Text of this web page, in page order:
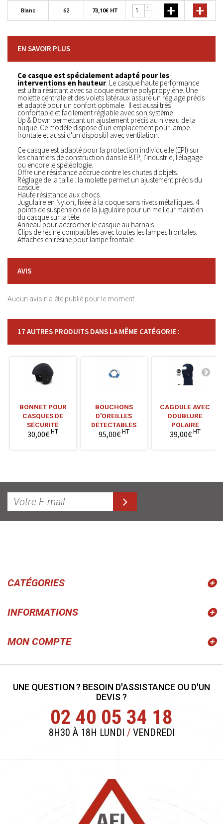
Blanc 62 73,10€ HT
+
-
+ +
EN SAVOIR PLUS
Ce casque est spécialement adapté pour les
interventions en hauteur. Le casque haute performance
est ultra résistant avec sa coque externe polypropylène. Une
molette centrale et des volets latéraux assure un réglage précis
et adapté pour un confort optimale. Il est aussi très
confortable et facilement réglable avec son système
Up & Down permettant un ajustement précis au niveau de la
nuque. Ce modèle dispose d'un emplacement pour lampe
frontale et aussi d'un dispositif avec ventilation.
Ce casque est adapté pour la protection individuelle (EPI) sur
les chantiers de construction dans le BTP, l'industrie, l'élagage
ou encore le spéléologie.
Offre une résistance accrue contre les chutes d'objets.
Réglage de la taille : la molette permet un ajustement précis du
casque.
Haute résistance aux chocs.
Jugulaire en Nylon, fixée à la coque sans rivets métalliques. 4
points de suspension de la jugulaire pour un meilleur maintien
du casque sur la tête.
Anneau pour accrocher le casque au harnais.
Clips de résine compatibles avec toutes les lampes frontales.
Attaches en résine pour lampe frontale.
AVIS
Aucun avis n'a été publié pour le moment.
17 AUTRES PRODUITS DANS LA MÊME CATÉGORIE :
BONNET POUR
CASQUES DE
SÉCURITÉ
30,00€HT
BOUCHONS
D'OREILLES
DÉTECTABLES
95,00€HT
CAGOULE AVEC
DOUBLURE
POLAIRE
39,00€HT
CATÉGORIES
INFORMATIONS
MON COMPTE
UNE QUESTION ? BESOIN D'ASSISTANCE OU D'UN
DEVIS ?
02 40 05 34 18
8H30 À 18H LUNDI /VENDREDI